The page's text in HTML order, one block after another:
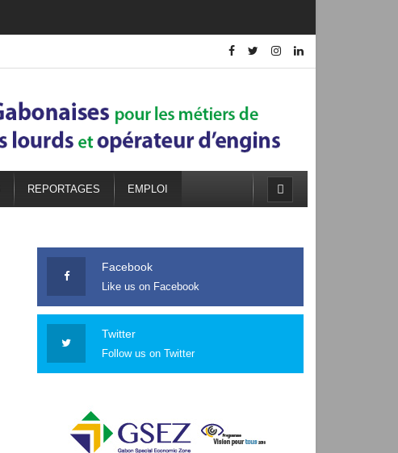
REPORTAGES EMPLOI
Facebook
Like us on Facebook
Twitter
Follow us on Twitter